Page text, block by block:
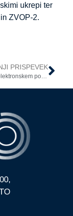
ukrepi ter
ZVOP-2.
PRISPEVEK
Prekršek pri elektronskem posredovanju dokumenta brez ustrezne anonimizacije – opomin odgovorni osebi